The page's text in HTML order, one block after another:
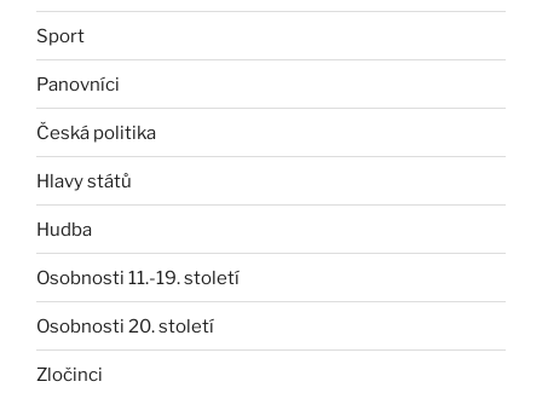
Sport
Panovníci
Česká politika
Hlavy států
Hudba
Osobnosti 11.-19. století
Osobnosti 20. století
Zločinci